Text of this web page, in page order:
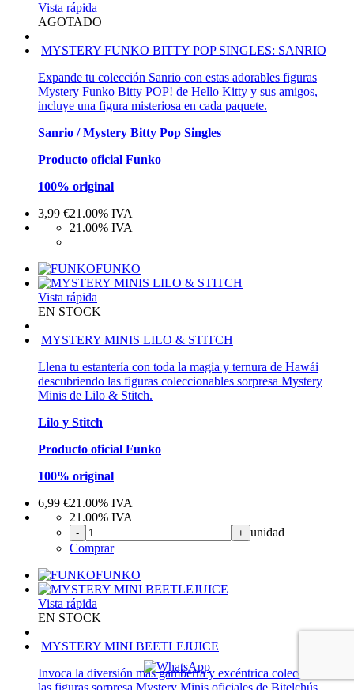
Vista rápida
AGOTADO
MYSTERY FUNKO BITTY POP SINGLES: SANRIO
Expande tu colección Sanrio con estas adorables figuras
Mystery Funko Bitty POP! de Hello Kitty y sus amigos,
incluye una figura misteriosa en cada paquete.
Sanrio / Mystery Bitty Pop Singles
Producto oficial Funko
100% original
3,99 €21.00% IVA
21.00% IVA
FUNKO
Vista rápida
EN STOCK
MYSTERY MINIS LILO & STITCH
Llena tu estantería con toda la magia y ternura de Hawái
descubriendo las figuras coleccionables sorpresa Mystery
Minis de Lilo & Stitch.
Lilo y Stitch
Producto oficial Funko
100% original
6,99 €21.00% IVA
21.00% IVA
- + unidad
Comprar
FUNKO
Vista rápida
EN STOCK
MYSTERY MINI BEETLEJUICE
Invoca la diversión más gamberra y excéntrica coleccionando